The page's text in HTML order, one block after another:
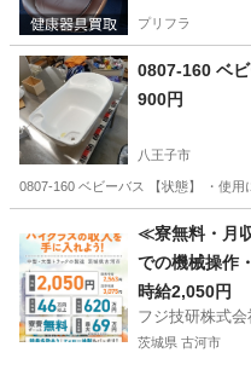
プリフラ
0807-160 ベ
900円
八王子市
0807-160 ベビーバス 【状態】 ・使
ベビー用品
≪寮無料・月
での機械操作
時給2,050円
フジ技研株式
茨城県 古河市